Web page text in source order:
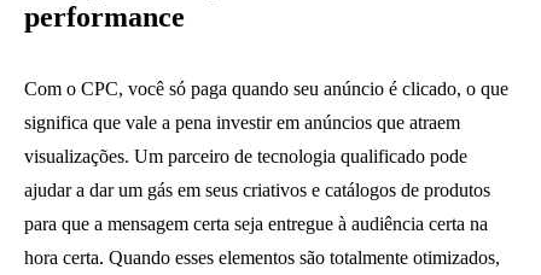
performance
Com o CPC, você só paga quando seu anúncio é clicado, o que
significa que vale a pena investir em anúncios que atraem
visualizações. Um parceiro de tecnologia qualificado pode
ajudar a dar um gás em seus criativos e catálogos de produtos
para que a mensagem certa seja entregue à audiência certa na
hora certa. Quando esses elementos são totalmente otimizados,